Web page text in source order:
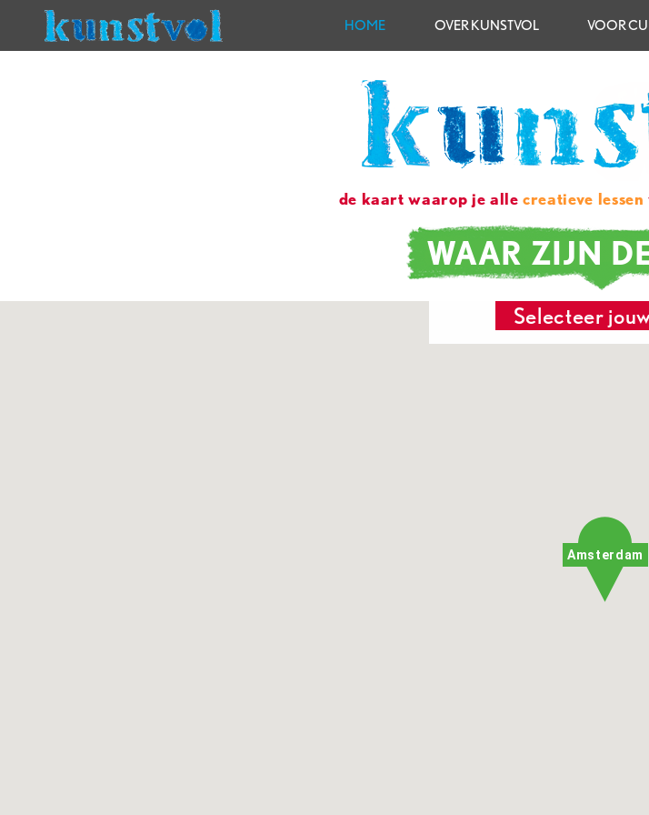
HOME OVER KUNSTVOL VOOR
de kaart waarop je allecreatieve lessen
WAAR ZIJN
Selecteer
Amsterdam